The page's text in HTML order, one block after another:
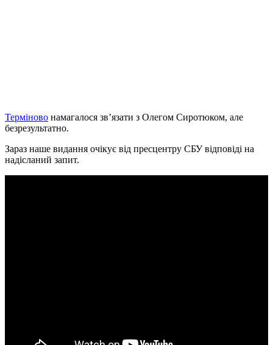
Терміново намагалося зв’язати з Олегом Сиротюком, але
безрезультатно.
Зараз наше видання очікує від пресцентру СБУ відповіді на
надісланий запит.